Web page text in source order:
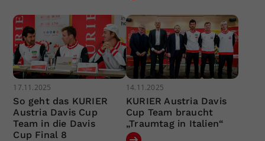
17.11.2025
So geht das KURIER
Austria Davis Cup
Team in die Davis
Cup Final 8
14.11.2025
KURIER Austria Davis
Cup Team braucht
„Traumtag in Italien“